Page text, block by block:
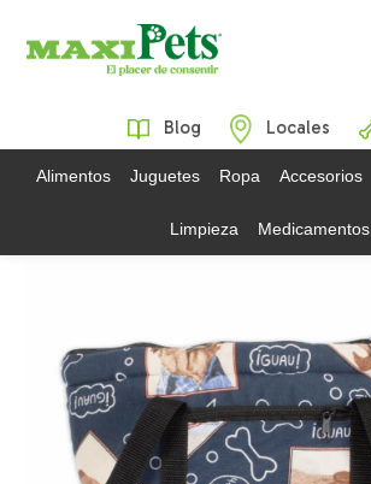
Blog Locales
Alimentos Juguetes Ropa Accesorios
Limpieza Medicamentos